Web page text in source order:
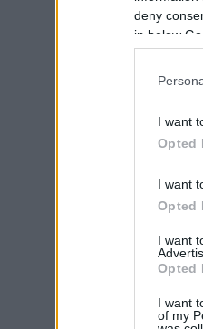
deny
in below
I want
Opted
I want
Opted
I want
Opted
I want
of my